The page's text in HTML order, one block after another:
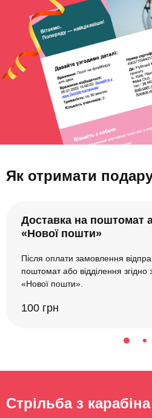
Як отримати
Доставка на поштомат
«Нової пошти»
Після оплати замовлення
поштомат або відділення згідно
«Нової пошти».
100 грн
Стрільба з